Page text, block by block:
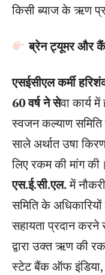
किसी ब्याज के ऋण
ब्रेन ट्यूमर और
एसईसीएल कर्मी
60 वर्ष ने सेवा कार्य
स्वजन कल्याण
साले अर्थात उषा
लिए रकम की मांग
एस.ई.सी.एल.में
समिति के अधिकारियों
सहायता प्रदान
द्वारा उक्त ऋण की
स्टेट बैंक ऑफ इंडिया,